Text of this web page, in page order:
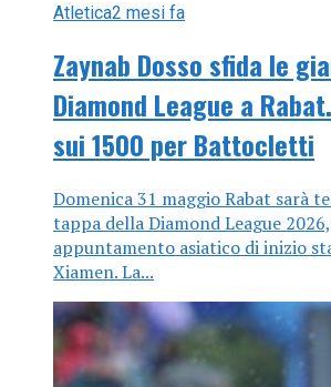
Atletica2 mesi fa
Zaynab Dosso sfida le
Diamond League a
sui 1500 per Battocletti
Domenica 31 maggio Rabat sarà
tappa della Diamond League
appuntamento asiatico di inizio
Xiamen. La...